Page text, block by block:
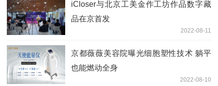
iCloser与北京工美金作工坊作品数字藏
品在京首发
2022-08-11
京都薇薇美容院曝光细胞塑性技术 躺平
也能燃动全身
2022-08-10